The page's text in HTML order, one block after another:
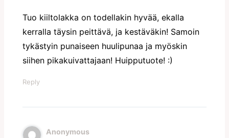
Tuo kiiltolakka on todellakin hyvää, ekalla
kerralla täysin peittävä, ja kestäväkin! Samoin
tykästyin punaiseen huulipunaa ja myöskin
siihen pikakuivattajaan! Huipputuote! :)
Reply
Anonymous